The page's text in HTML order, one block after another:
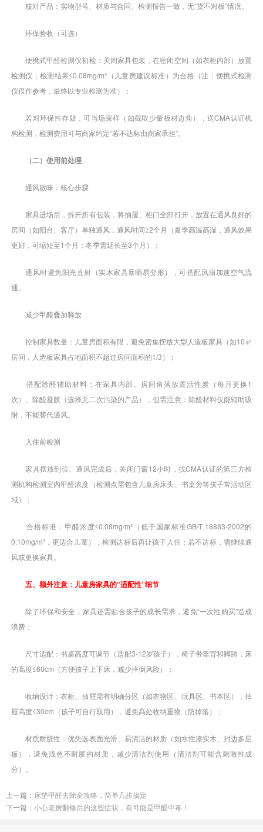
核对产品：实物型号、材质与合同、检测报告一致，无“货不对板”情况。
环保验收（可选）
便携式甲醛检测仪初检：关闭家具包装，在密闭空间（如衣柜内部）放置
检测仪，检测结果≤0.08mg/m³（儿童房建议标准）为合格（注：便携式检测
仪仅作参考，最终以专业检测为准）；
若对环保性存疑，可当场采样（如截取少量板材边角），送CMA认证机
构检测，检测费用可与商家约定“若不达标由商家承担”。
（二）使用前处理
通风散味：核心步骤
家具进场后，拆开所有包装，将抽屉、柜门全部打开，放置在通风良好的
房间（如阳台、客厅）单独通风，通风时间≥2个月（夏季高温高湿，通风效果
更好，可缩短至1个月；冬季需延长至3个月）；
通风时避免阳光直射（实木家具暴晒易变形），可搭配风扇加速空气流
通。
减少甲醛叠加释放
控制家具数量：儿童房面积有限，避免密集摆放大型人造板家具（如10㎡
房间，人造板家具占地面积不超过房间面积的1/3）；
搭配除醛辅助材料：在家具内部、房间角落放置活性炭（每月更换1
次）、除醛凝胶（选择无二次污染的产品），但需注意：除醛材料仅能辅助吸
附，不能替代通风。
入住前检测
家具摆放到位、通风完成后，关闭门窗12小时，找CMA认证的第三方检
测机构检测室内甲醛浓度（检测点需包含儿童房床头、书桌旁等孩子常活动区
域）；
合格标准：甲醛浓度≤0.08mg/m³（低于国家标准GB/T 18883-2002的
0.10mg/m³，更适合儿童），检测达标后再让孩子入住；若不达标，需继续通
风或更换家具。
五、额外注意：儿童房家具的“适配性”细节
除了环保和安全，家具还需贴合孩子的成长需求，避免“一次性购买”造成
浪费：
尺寸适配：书桌高度可调节（适配3-12岁孩子），椅子带靠背和脚踏，床
的高度≤60cm（方便孩子上下床，减少摔倒风险）；
收纳设计：衣柜、抽屉需有明确分区（如衣物区、玩具区、书本区），抽
屉高度≤30cm（孩子可自行取用），避免高处收纳重物（防掉落）；
材质耐脏性：优先选表面光滑、易清洁的材质（如水性漆实木、封边多层
板），避免浅色不耐脏的材质，减少清洁剂使用（清洁剂可能含刺激性成
分）。
上一篇： 床垫甲醛去除全攻略，简单几步搞定
下一篇： 小心老房翻修后的这些症状，有可能是甲醛中毒！